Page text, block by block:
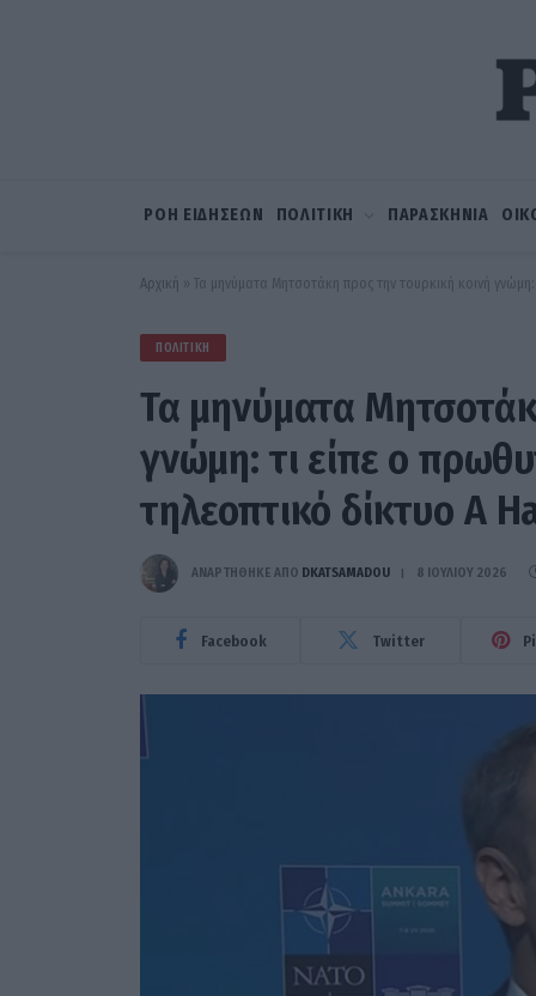
ΡΟΗ ΕΙΔΗΣΕΩΝ ΠΟΛΙΤΙΚΗ ΠΑΡΑΣΚΗΝΙΑ
Αρχική » Τα μηνύματα Μητσοτάκη προς την τουρκική κοινή
ΠΟΛΙΤΙΚΉ
Τα μηνύματα
γνώμη: τι είπε ο
τηλεοπτικό δίκτυο A
ΑΝΑΡΤΗΘΗΚΕ ΑΠΟ DKATSAMADOU 8 ΙΟΥΛΊΟΥ 2026
Facebook Twitter